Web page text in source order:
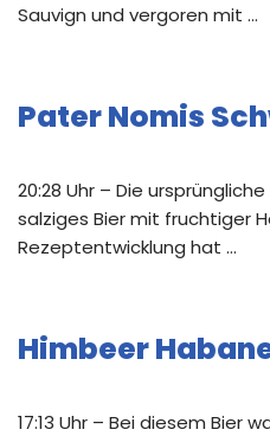
Sauvign und vergoren mit …
Pater Nomis
20:28 Uhr – Die
salziges Bier mit fruchtiger
Rezeptentwicklung hat …
Himbeer
17:13 Uhr – Bei diesem Bier